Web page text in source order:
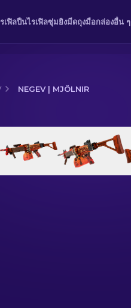
เฟิลปืนไรเฟิลซุ่มยิงมีดถุงมือกล่องอื่น ๆ
NEGEV | MJÖLNIR